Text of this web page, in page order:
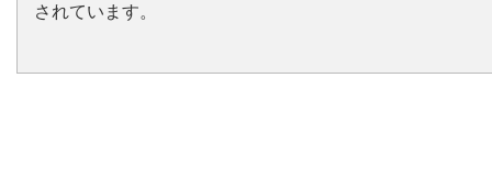
されています。